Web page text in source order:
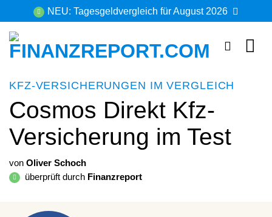
Inhalt
springen
NEU: Tagesgeldvergleich für August 2026
KFZ-VERSICHERUNGEN IM VERGLEICH
Cosmos Direkt Kfz-
Versicherung im Test
von Oliver Schoch
überprüft durch Finanzreport